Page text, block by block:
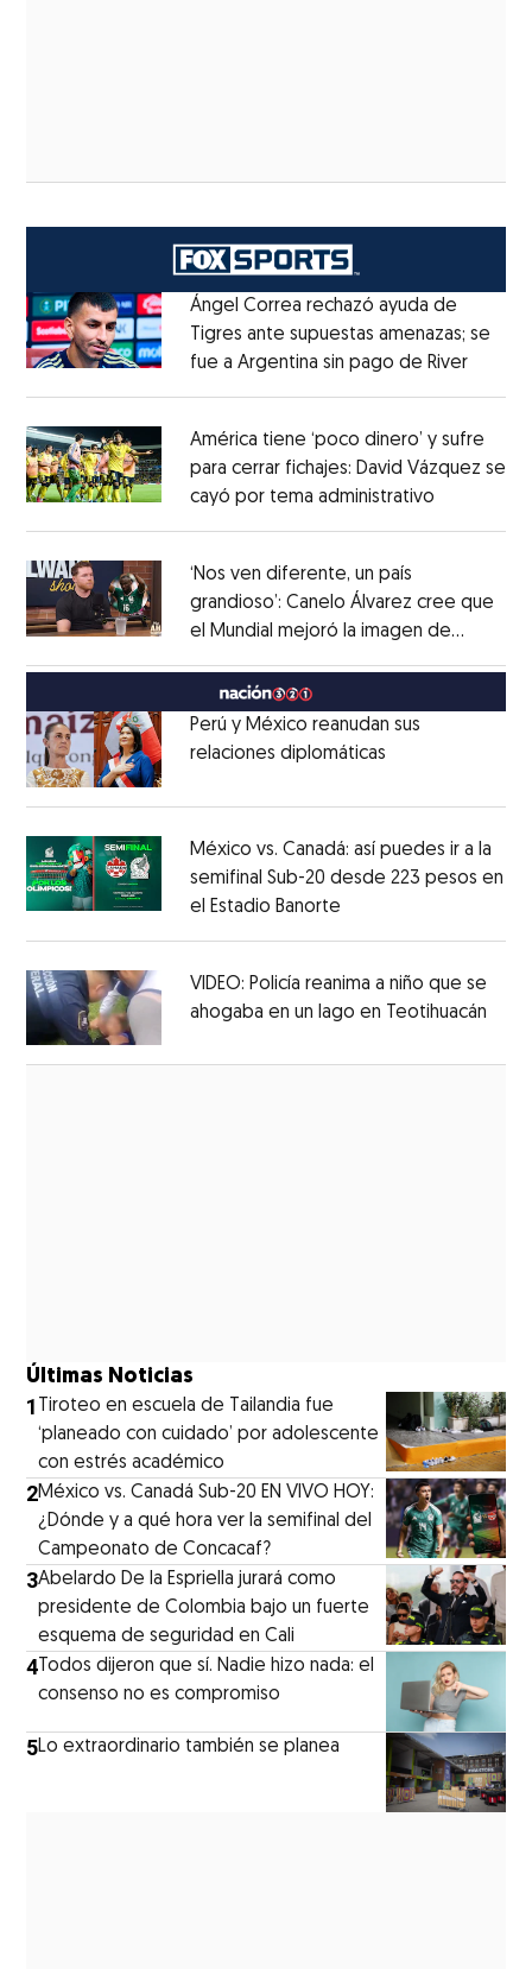
Ángel Correa rechazó ayuda de
Tigres ante supuestas amenazas; se
fue a Argentina sin pago de RiverOpens
América tiene ‘poco dinero’ y sufre
para cerrar fichajes: David Vázquez se
cayó por tema administrativo
‘Nos ven diferente, un país
grandioso’: Canelo Álvarez cree que
el Mundial mejoró la imagen de
MéxicoOpens in new window
Perú y México reanudan sus
relaciones diplomáticas
México vs. Canadá: así puedes ir a la
semifinal Sub-20 desde 223 pesos en
el Estadio Banorte
VIDEO: Policía reanima a niño que se
ahogaba en un lago en Teotihuacán
Últimas Noticias
1
Tiroteo en escuela de Tailandia fue
‘planeado con cuidado’ por adolescente
con estrés académico
2México vs. Canadá Sub-20 EN VIVO HOY:
¿Dónde y a qué hora ver la semifinal del
Campeonato de Concacaf?
3Abelardo De la Espriella jurará como
presidente de Colombia bajo un fuerte
esquema de seguridad en Cali
4 Todos dijeron que sí. Nadie hizo nada: el
consenso no es compromiso
5Lo extraordinario también se planea